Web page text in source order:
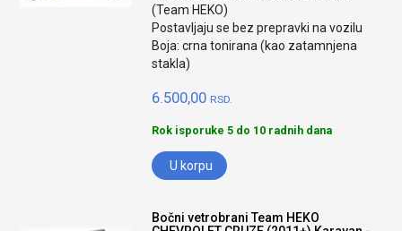
(Team HEKO)
Postavljaju se bez prepravki na vozilu
Boja: crna tonirana (kao zatamnjena
stakla)
6.500,00 RSD.
Rok isporuke 5 do 10 radnih dana
U korpu
Bočni vetrobrani Team HEKO